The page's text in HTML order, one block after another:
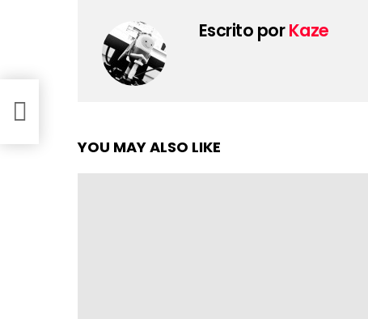
Escrito porKaze
YOU MAY ALSO LIKE